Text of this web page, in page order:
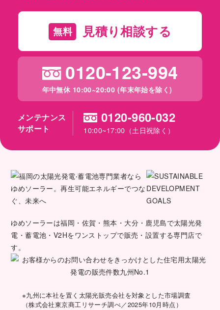
無料 見積り相談する
0120-123-994
年中無休 10:00~20:00 (年末年始を除く)
メンテナンス
サポート
0120-960-032
10:00~17:00（土日祝除く）
ゆめソーラーは福岡・佐賀・熊本・大分・鹿児島で太陽光発
電・蓄電池・V2Hをワンストップで販売・設置する専門店で
す。
※九州に本社を置く太陽光販売会社を対象とした市場調査
（株式会社東京商工リサーチ調べ／2025年10月時点）